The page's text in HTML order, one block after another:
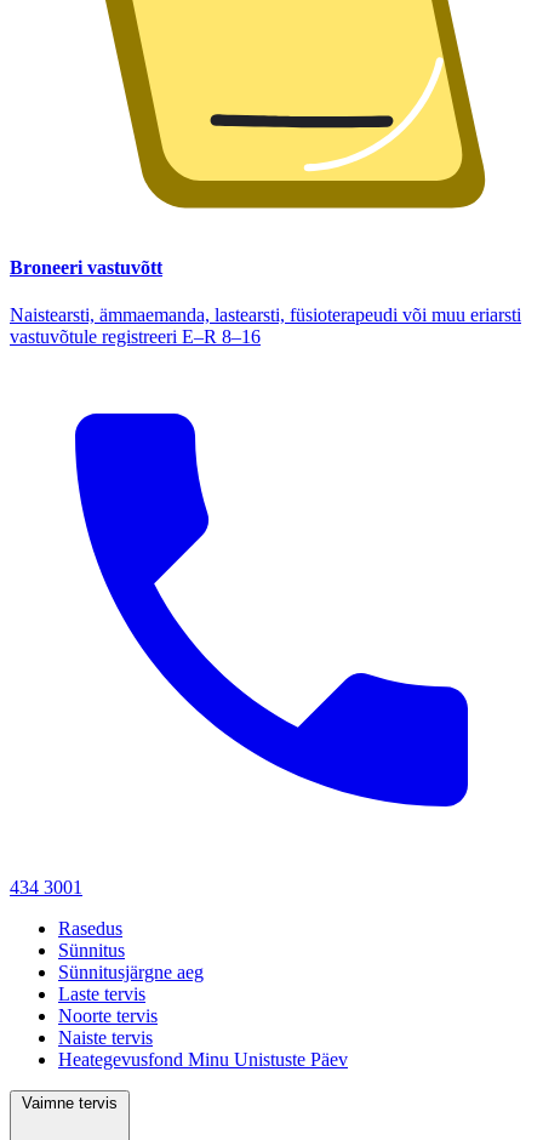
Broneeri vastuvõtt
Naistearsti, ämmaemanda, lastearsti, füsioterapeudi või muu eriarsti
vastuvõtule registreeri E–R 8–16
434 3001
Rasedus
Sünnitus
Sünnitusjärgne aeg
Laste tervis
Noorte tervis
Naiste tervis
Heategevusfond Minu Unistuste Päev
Vaimne tervis